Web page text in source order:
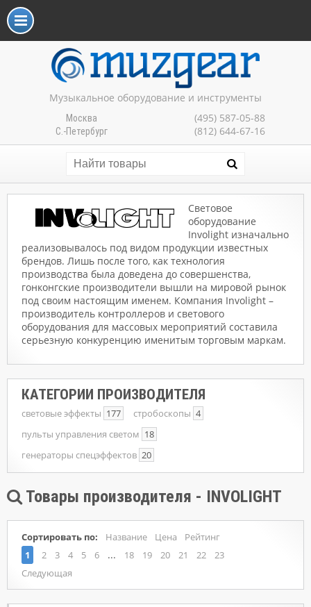
Музыкальное оборудование и инструменты
Москва (495) 587-05-88
С.-Петербург (812) 644-67-16
Световое
оборудование
Involight изначально
реализовывалось под видом продукции известных
брендов. Лишь после того, как технология
производства была доведена до совершенства,
гонконгские производители вышли на мировой рынок
под своим настоящим именем. Компания Involight –
производитель контроллеров и светового
оборудования для массовых мероприятий составила
серьезную конкуренцию именитым торговым маркам.
КАТЕГОРИИ ПРОИЗВОДИТЕЛЯ
световые эффекты 177 стробоскопы 4
пульты управления светом 18
генераторы спецэффектов 20
Товары производителя - INVOLIGHT
Сортировать по: Название Цена
Рейтинг
1
2 3 4 5 6 ... 18 19 20 21 22
23
Следующая